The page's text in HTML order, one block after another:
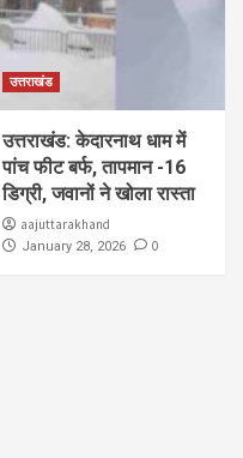
उत्तराखंड
उत्तराखंड: केदारनाथ धाम में
पांच फीट बर्फ, तापमान -16
डिग्री, जवानों ने खोला रास्ता
aajuttarakhand
January 28, 2026 0